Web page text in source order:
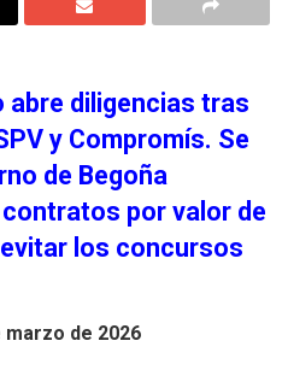
abre diligencias tras
y Compromís. Se
de Begoña
por valor de
los concursos
marzo de 2026